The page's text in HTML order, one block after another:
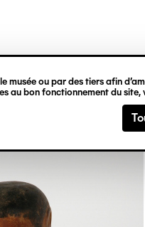
musée ou par des tiers afin
au bon fonctionnement du